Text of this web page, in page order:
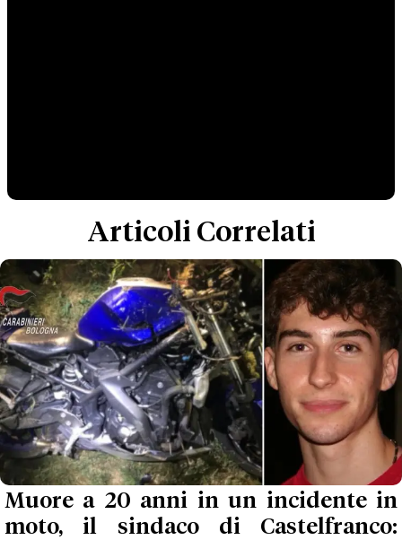
Articoli Correlati
Muore a 20 anni in un incidente in
moto, il sindaco di Castelfranco: